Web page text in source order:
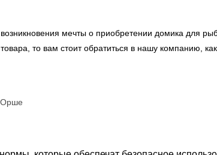
мечты о приобретении домика для
то вам стоит обратиться в нашу компанию,